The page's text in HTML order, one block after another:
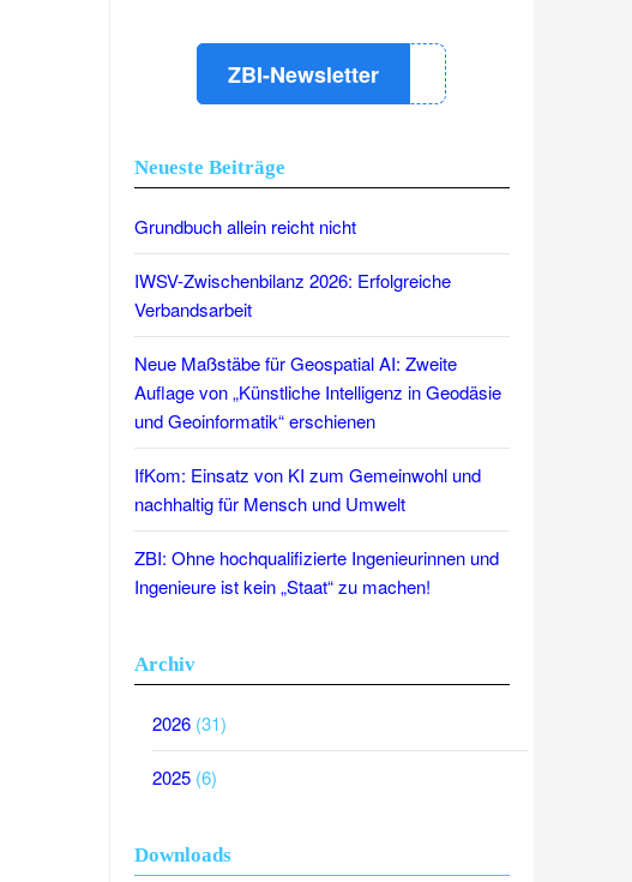
ZBI-Newsletter
Neueste Beiträge
Grundbuch allein reicht nicht
IWSV-Zwischenbilanz 2026: Erfolgreiche
Verbandsarbeit
Neue Maßstäbe für Geospatial AI: Zweite
Auflage von „Künstliche Intelligenz in Geodäsie
und Geoinformatik“ erschienen
IfKom: Einsatz von KI zum Gemeinwohl und
nachhaltig für Mensch und Umwelt
ZBI: Ohne hochqualifizierte Ingenieurinnen und
Ingenieure ist kein „Staat“ zu machen!
Archiv
2026(31)
2025(6)
Downloads